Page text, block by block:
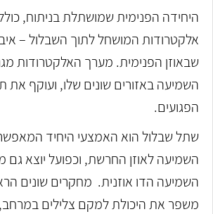
היחידה הפנימית שמושתלת בניתוח,
אלקטרודות המושחל לתוך השבלול –
שבאוזן הפנימית. מערך האלקטרודות
השמיעה באזורים שונים שלו, ועוקף את
הפגועים.
שתל שבלול הוא האמצעי היחיד
השמיעה לאוזן החרשת, וכפועל יוצא גם
השמיעה הדו אוזנית. מחקרים שונים
משפר את היכולת למקם צלילים